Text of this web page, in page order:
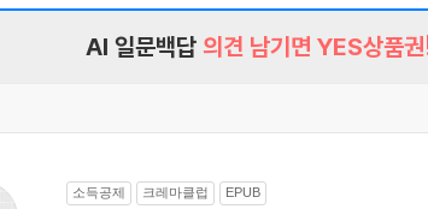
AI 일문백답 의견 남기면 YES상품
소득공제 크레마클럽 EPUB